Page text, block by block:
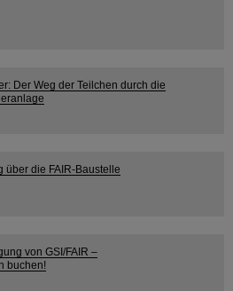
Der Weg der Teilchen durch die
über die FAIR-Baustelle
von GSI/FAIR –
buchen!